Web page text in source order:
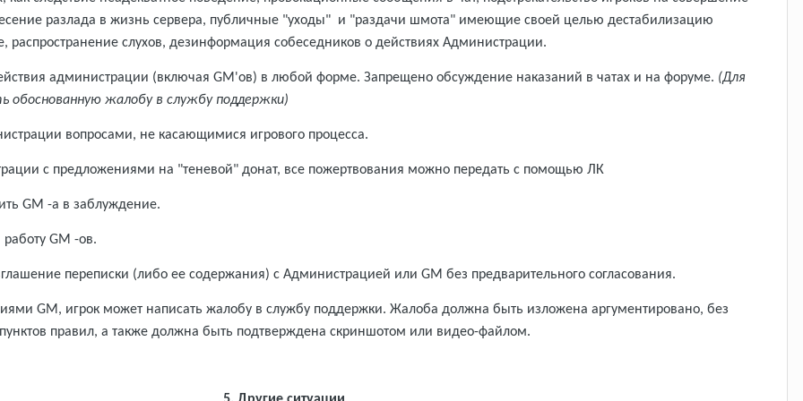
разлада в жизнь сервера, публичные "уходы" и "раздачи шмота" имеющие своей целью дестабилизацию
распространение слухов, дезинформация собеседников о действиях Администрации.
администрации (включая GM'ов) в любой форме. Запрещено обсуждение наказаний в чатах и на форуме. (Для
обоснованную жалобу в службу поддержки)
вопросами, не касающимися игрового процесса.
с предложениями на "теневой" донат, все пожертвования можно передать с помощью ЛК
GM -а в заблуждение.
GM -ов.
переписки (либо ее содержания) с Администрацией или GM без предварительного согласования.
GM, игрок может написать жалобу в службу поддержки. Жалоба должна быть изложена аргументировано, без
правил, а также должна быть подтверждена скриншотом или видео-файлом.